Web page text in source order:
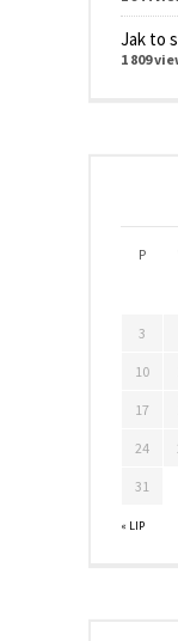
Jak to
1 809
P
« LIP
3
10
17
24
31